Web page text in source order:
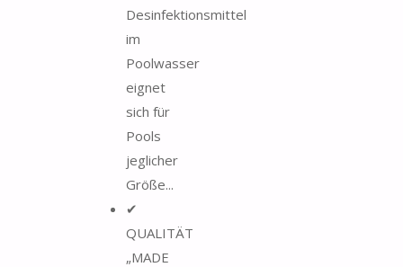
Desinfektionsmittel
im
Poolwasser
eignet
sich für
Pools
jeglicher
Größe...
✔
QUALITÄT
„MADE